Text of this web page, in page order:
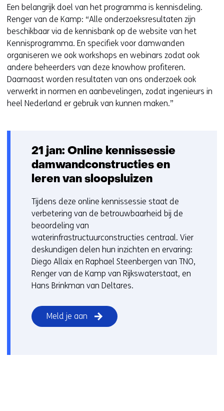
Een belangrijk doel van het programma is kennisdeling.
Renger van de Kamp: “Alle onderzoeksresultaten zijn
beschikbaar via de kennisbank op de website van het
Kennisprogramma. En specifiek voor damwanden
organiseren we ook workshops en webinars zodat ook
andere beheerders van deze knowhow profiteren.
Daarnaast worden resultaten van ons onderzoek ook
verwerkt in normen en aanbevelingen, zodat ingenieurs in
heel Nederland er gebruik van kunnen maken.”
21 jan: Online kennissessie
damwandconstructies en
leren van sloopsluizen
Tijdens deze online kennissessie staat de
verbetering van de betrouwbaarheid bij de
beoordeling van
waterinfrastructuurconstructies centraal. Vier
deskundigen delen hun inzichten en ervaring:
Diego Allaix en Raphael Steenbergen van TNO,
Renger van de Kamp van Rijkswaterstaat, en
Hans Brinkman van Deltares.
Meld je aan